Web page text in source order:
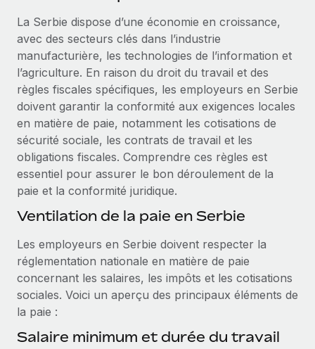
SERVICES
Demandez aux experts
Recevez des conseils d’experts sur les RH à
l’international et la conformité
Contrôles d’antécédents
Simplifiez vos processus de présélection des
candidats
Remote Watchtower
Gardez un temps d’avance sur les risques en
Gestion des appareils
Achetez et suivez vos équipements informatiques
dans le monde entier
Établissez des entités rapidement et en toute
Devenir partenaire
Explorez avec nous vos opportunités de partenariat
Remote Build
Conseil en intégrations et automatisations assistées par
l’IA
ÉTUDES DE CAS
Salle de presse
Données sur les salaires et les talents
Centre de ressources
Obtenir de l’aide
Voir toutes les ressources
BLOG
Paie multipays
EOR et PEO
Gestion des freelances
Taxes
Explorer le blog
La Serbie dispose d’une économie en croissance,
avec des secteurs clés dans l’industrie
manufacturière, les technologies de l’information et
l’agriculture. En raison du droit du travail et des
règles fiscales spécifiques, les employeurs en Serbie
doivent garantir la conformité aux exigences locales
en matière de paie, notamment les cotisations de
sécurité sociale, les contrats de travail et les
obligations fiscales. Comprendre ces règles est
essentiel pour assurer le bon déroulement de la
paie et la conformité juridique.
Ventilation de la paie en Serbie
Les employeurs en Serbie doivent respecter la
réglementation nationale en matière de paie
concernant les salaires, les impôts et les cotisations
sociales. Voici un aperçu des principaux éléments de
la paie :
Salaire minimum et durée du travail